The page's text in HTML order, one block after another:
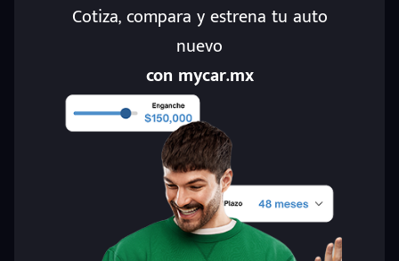
Cotiza, compara y estrena tu auto
nuevo
con mycar.mx